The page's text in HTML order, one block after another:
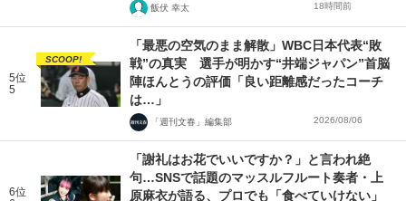
飯伏 幸太 18時間前
5位
5
SCOOP!
「最悪の空気のまま解散」WBC日本代表“敗
戦”の真実 選手が明かす“井端ジャパン”首脳
陣ほんとうの評価「良い距離感だったコーチ
は…」
「週刊文春」編集部 2026/08/06
6位
「謝礼はお花でいいですか？」と言われ絶
句…SNSで話題のマッスルフルート奏者・上
原麻衣が語る、プロでも「食べていけない」